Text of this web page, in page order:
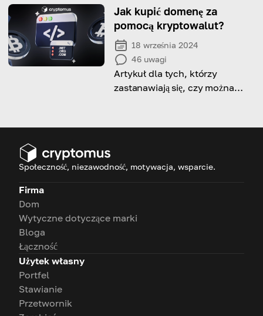
transakcje finansowe?
Przeczytaj artykuł.
Jak kupić domenę za
pomocą kryptowalut?
18 września 2024
46 uwagi
Artykuł dla tych, którzy
zastanawiają się, czy można
Społeczność, niezawodność, motywacja, wsparcie.
Firma
Dom
Wytyczne dotyczące marki
Bloga
Łączność
Użytek własny
Portfel
Stawianie
Przetwornik